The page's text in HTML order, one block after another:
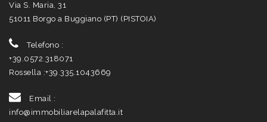
Via S. Maria, 31
51011 Borgo a Buggiano (PT) (PISTOIA)
Telefono :
+39.0572.318071
Rossella :+39.335.1043669
Email :
info@immobiliarelapalafitta.it